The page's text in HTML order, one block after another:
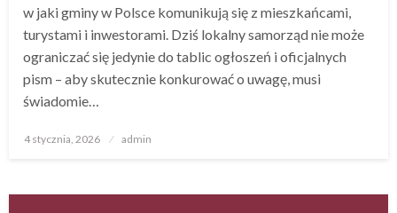
w jaki gminy w Polsce komunikują się z mieszkańcami,
turystami i inwestorami. Dziś lokalny samorząd nie może
ograniczać się jedynie do tablic ogłoszeń i oficjalnych
pism – aby skutecznie konkurować o uwagę, musi
świadomie…
Opublikowane
4 stycznia, 2026 admin